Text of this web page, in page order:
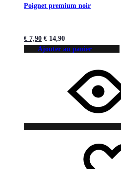
Poignet premium noir
€ 7,90 €14,90
Ajouter au panier